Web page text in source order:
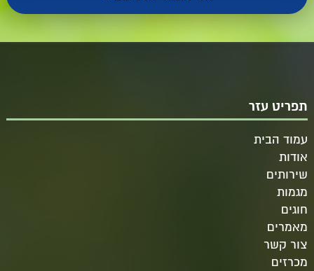
תפריט עזר
עמוד הבית
אודות
שירותים
מגמות
חוגים
מאמרים
צור קשר
מכרזים